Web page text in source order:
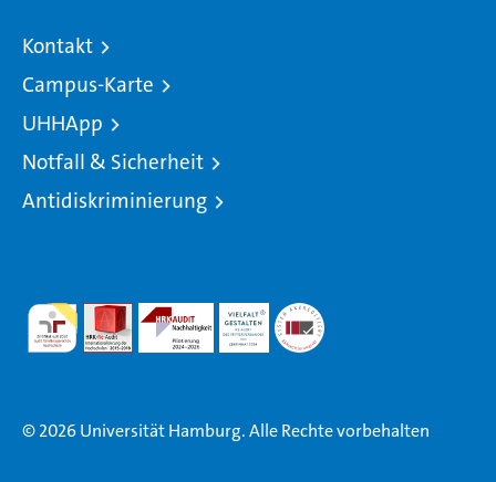
Kontakt
Campus-Karte
UHHApp
Notfall & Sicherheit
Antidiskriminierung
© 2026 Universität Hamburg. Alle Rechte vorbehalten